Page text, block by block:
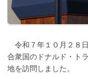
令和７年１０月２８
合衆国のドナルド・ト
地を訪問しました。